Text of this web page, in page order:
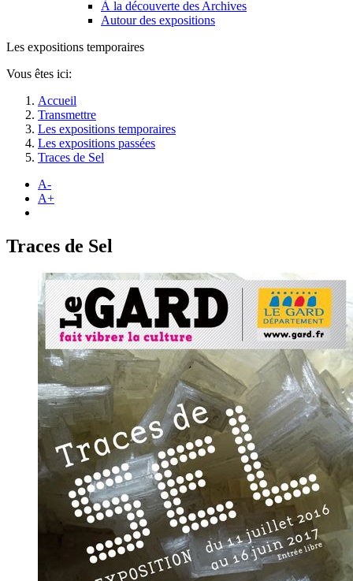
À la découverte des Archives
Autour des expositions
Les expositions temporaires
Vous êtes ici:
Accueil
Transmettre
Les expositions temporaires
Les expositions passées
Traces de Sel
A-
A+
Traces de Sel